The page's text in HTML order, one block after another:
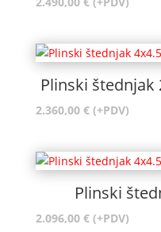
Plinski štednjak
2.360,00 € (+PDV)
Plinski
2.096,00 € (+PDV)